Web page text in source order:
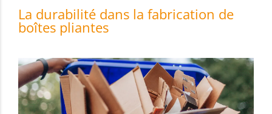
La durabilité dans la fabrication de
boîtes pliantes